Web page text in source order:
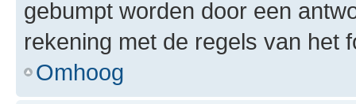
gebumpt worden door een
rekening met de regels van het
Omhoog